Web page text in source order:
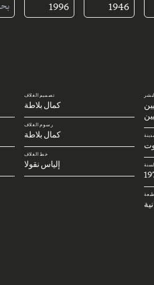
1946
1996
تصميم الغلاف
كمال بلاطة
رسوم الغلاف
كمال بلاطة
خط الغلاف
إلياس نقولا